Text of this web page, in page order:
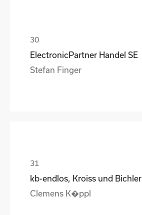
ElectronicPartner Handel SE
Stefan Finger
kb-endlos, Kroiss und Bichler
Clemens K�ppl